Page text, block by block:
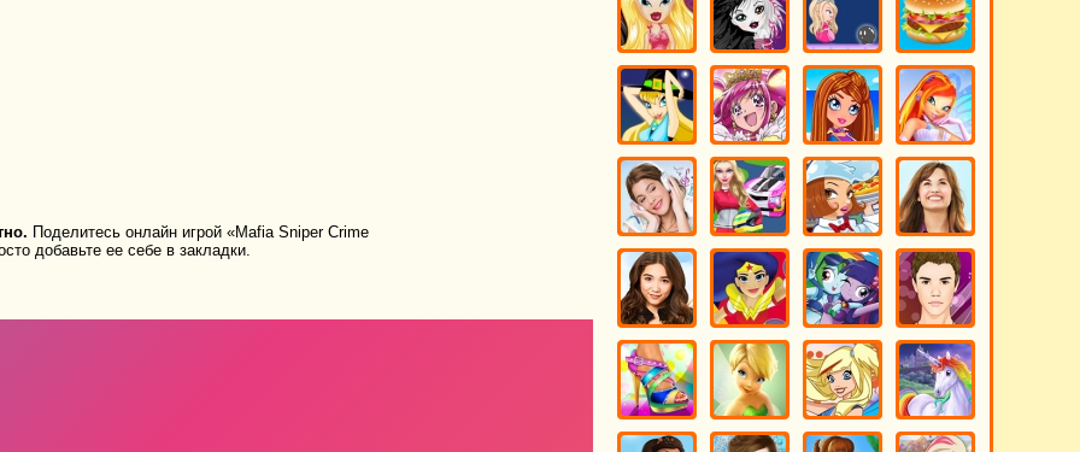
Поделитесь онлайн игрой «Mafia Sniper Crime
добавьте ее себе в закладки.